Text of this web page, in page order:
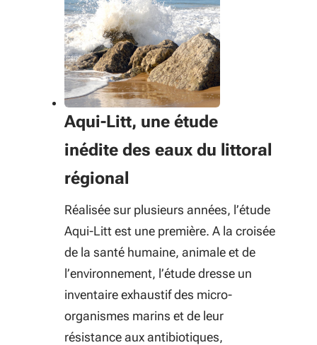
Aqui-Litt, une étude
inédite des eaux du littoral
régional
Réalisée sur plusieurs années, l’étude
Aqui-Litt est une première. A la croisée
de la santé humaine, animale et de
l’environnement, l’étude dresse un
inventaire exhaustif des micro-
organismes marins et de leur
résistance aux antibiotiques,